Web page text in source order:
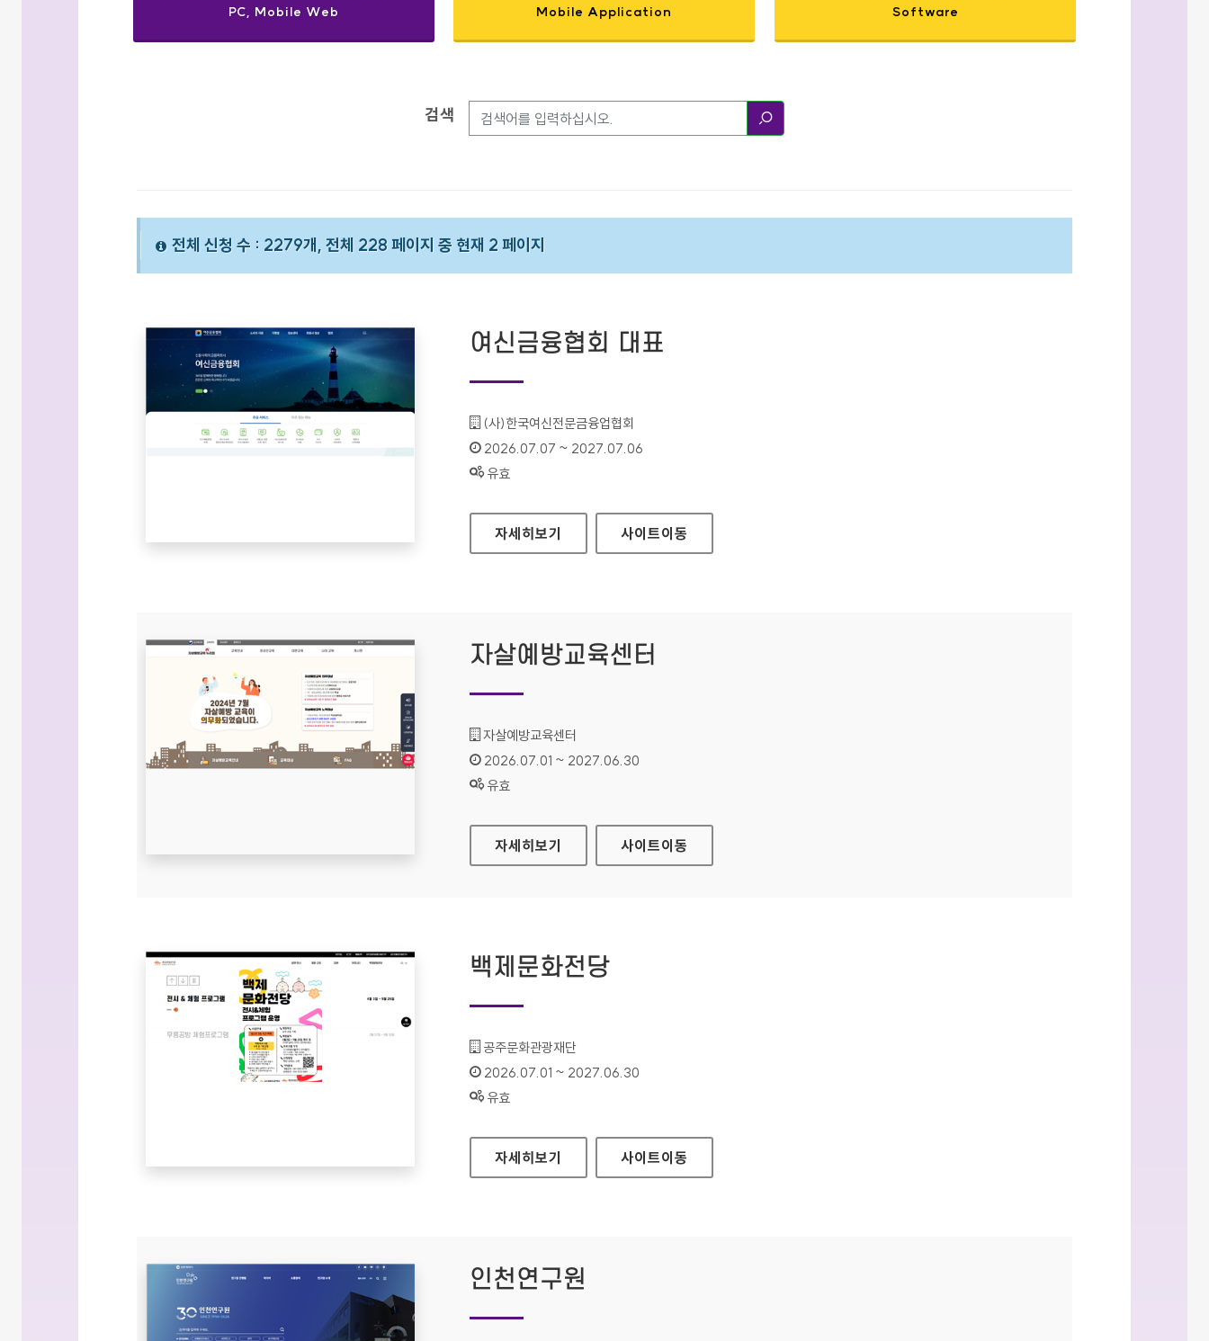
PC, Mobile Web Mobile Application Software
검색
전체 신청 수 : 2279개, 전체 228 페이지 중 현재 2 페이지
여신금융협회 대표
기관명 :
(사)한국여신전문금융업협회
인증기간 :
2026.07.07 ~ 2027.07.06
상태 :
유효
여신금융협회 대표
자세히보기 사이트이동
자살예방교육센터
기관명 :
자살예방교육센터
인증기간 :
2026.07.01 ~ 2027.06.30
상태 :
유효
자살예방교육센터
자세히보기 사이트이동
백제문화전당
기관명 :
공주문화관광재단
인증기간 :
2026.07.01 ~ 2027.06.30
상태 :
유효
백제문화전당
자세히보기 사이트이동
인천연구원